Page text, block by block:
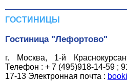
ГОСТИНИЦЫ
Гостиница "Лефортово"
г. Москва, 1-й
Телефон : + 7 (495)918-14-59 ;
17-13 Электронная почта :